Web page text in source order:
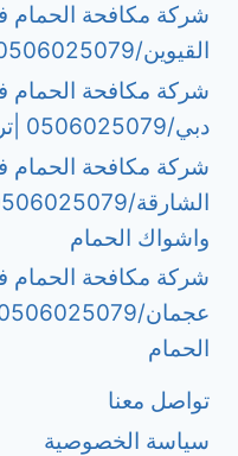
شركة مكافحة الحمام
القيوين/0506025079
شركة مكافحة الحمام
دبي/0506025079 |تركيب طارد الحمام
شركة مكافحة الحمام
واشواك الحمام
شركة مكافحة الحمام
الحمام
تواصل معنا
سياسة الخصوصية